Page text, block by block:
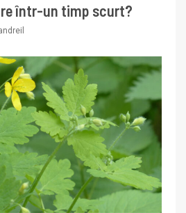
într-un timp scurt?